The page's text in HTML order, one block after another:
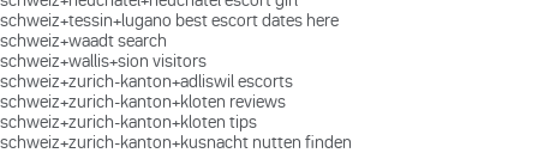
schweiz+tessin+lugano best escort dates here
schweiz+waadt search
schweiz+wallis+sion visitors
schweiz+zurich-kanton+adliswil escorts
schweiz+zurich-kanton+kloten reviews
schweiz+zurich-kanton+kloten tips
schweiz+zurich-kanton+kusnacht nutten finden